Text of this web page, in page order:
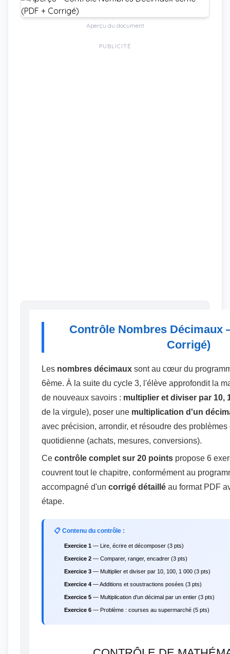
Aperçu du document
PUBLICITÉ
Contrôle Nombres Décimaux
Corrigé)
Les nombres décimaux sont au cœur du
6ème. À la suite du cycle 3, l'élève approfondit la
de nouveaux savoirs : multiplier et diviser par 10,
de la virgule), poser une multiplication d'un
avec précision, arrondir, et résoudre des
quotidienne (achats, mesures, conversions).
Ce contrôle complet sur 20 points propose 6
couvrent tout le chapitre, conformément au
accompagné d'un corrigé détaillé au format PDF
étape.
📋 Contenu du contrôle :
Exercice 1 — Lire, écrire et décomposer (3 pts)
Exercice 2 — Comparer, ranger, encadrer (3 pts)
Exercice 3 — Multiplier et diviser par 10, 100, 1 000 (3 pts)
Exercice 4 — Additions et soustractions posées (3 pts)
Exercice 5 — Multiplication d'un décimal par un entier (3 pts)
Exercice 6 — Problème : courses au supermarché (5 pts)